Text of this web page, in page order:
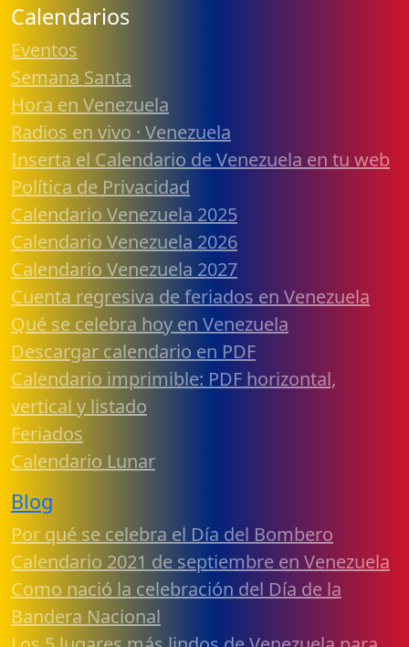
Calendarios
Eventos
Semana Santa
Hora en Venezuela
Radios en vivo · Venezuela
Inserta el Calendario de Venezuela en tu web
Política de Privacidad
Calendario Venezuela 2025
Calendario Venezuela 2026
Calendario Venezuela 2027
Cuenta regresiva de feriados en Venezuela
Qué se celebra hoy en Venezuela
Descargar calendario en PDF
Calendario imprimible: PDF horizontal,
vertical y listado
Feriados
Calendario Lunar
Blog
Por qué se celebra el Día del Bombero
Calendario 2021 de septiembre en Venezuela
Como nació la celebración del Día de la
Bandera Nacional